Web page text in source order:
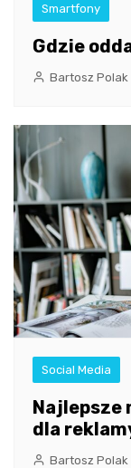
Smartfony
Gdzie
Bartosz Polak
Social Media
Najlepsze
dla
Bartosz Polak